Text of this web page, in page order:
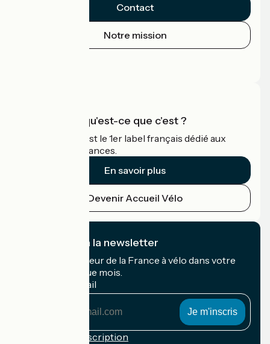
Contact
Notre mission
Accueil Vélo qu'est-ce que c'est ?
Accueil Vélo c'est le 1er label français dédié aux
cyclistes en vacances.
En savoir plus
Devenir Accueil Vélo
Je m'abonne à la newsletter
Recevez le meilleur de la France à vélo dans votre
boîte mail chaque mois.
Mon adresse mail
Conditions d'inscription